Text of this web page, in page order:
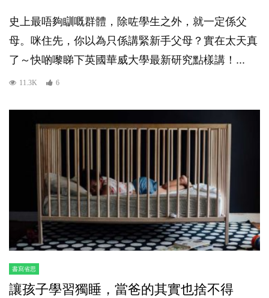
史上最唔夠瞓嘅群體，除咗學生之外，就一定係父
母。咪住先，你以為只係講緊新手父母？實在太天真
了～快啲嚟睇下英國華威大學最新研究點樣講！...
11.3K 6
書寫省思
讓孩子學習獨睡，當爸的其實也捨不得